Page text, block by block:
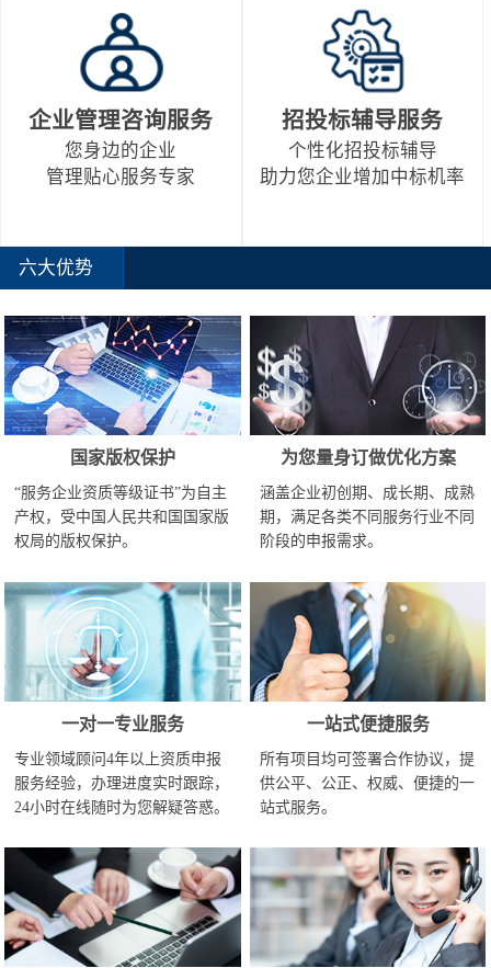
企业管理咨询服务
您身边的企业
管理贴心服务专家
招投标辅导服务
个性化招投标辅导
助力您企业增加中标机率
六大优势
国家版权保护
“服务企业资质等级证书”为自主
产权，受中国人民共和国国家版
权局的版权保护。
为您量身订做优化方案
涵盖企业初创期、成长期、成熟
期，满足各类不同服务行业不同
阶段的申报需求。
一对一专业服务
专业领域顾问4年以上资质申报
服务经验，办理进度实时跟踪，
24小时在线随时为您解疑答惑。
一站式便捷服务
所有项目均可签署合作协议，提
供公平、公正、权威、便捷的一
站式服务。